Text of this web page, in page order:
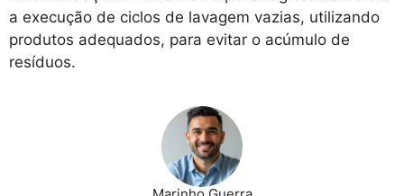
a execução de ciclos de lavagem vazias, utilizando
produtos adequados, para evitar o acúmulo de
resíduos.